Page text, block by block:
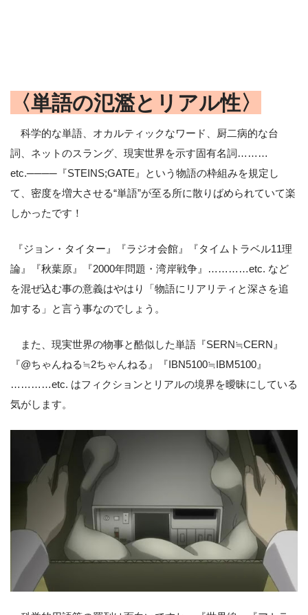
〈単語の氾濫とリアル性〉
科学的な単語、オカルティックなワード、厨二病的な台
詞、ネットのスラング、現実世界を示す固有名詞………
etc.────『STEINS;GATE』という物語の枠組みを規定し
て、密度を増大させる“単語”が至る所に散りばめられていて楽
しかったです！
『ジョン・タイター』『ラジオ会館』『タイムトラベル11理
論』『秋葉原』『2000年問題・湾岸戦争』…………etc. など
を混ぜ込む事の意義はやはり「物語にリアリティと深さを追
加する」と言う事なのでしょう。
また、現実世界の物事と酷似した単語『SERN≒CERN』
『@ちゃんねる≒2ちゃんねる』『IBN5100≒IBM5100』
…………etc. はフィクションとリアルの境界を曖昧にしている
気がします。